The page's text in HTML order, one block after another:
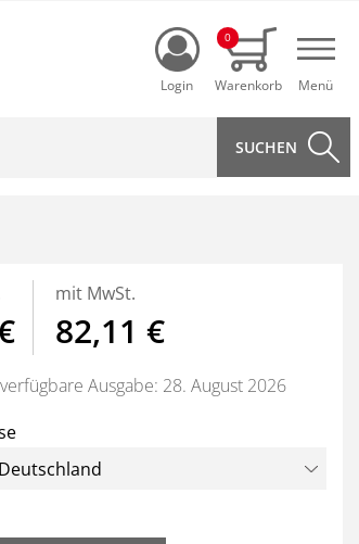
Login
0
mit MwSt.
82,11 €
Ausgabe: 28. August 2026